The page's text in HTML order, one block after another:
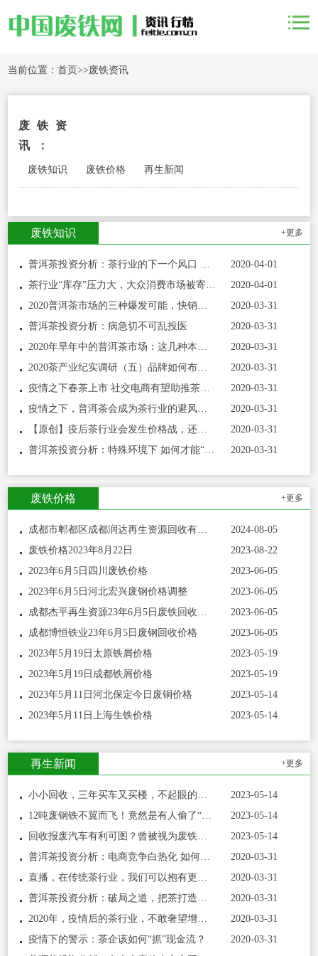
当前位置：首页>>废铁资讯
废铁资
讯：
废铁知识 废铁价格 再生新闻
废铁知识 +更多
普洱茶投资分析：茶行业的下一个风口 茶山资源
2020-04-01
茶行业“库存”压力大，大众消费市场被寄予厚
2020-04-01
2020普洱茶市场的三种爆发可能，快销茶或成最大
2020-03-31
普洱茶投资分析：病急切不可乱投医
2020-03-31
2020年旱年中的普洱茶市场：这几种本来就少的茶
2020-03-31
2020茶产业纪实调研（五）品牌如何布局线上传播
2020-03-31
疫情之下春茶上市 社交电商有望助推茶行业开辟
2020-03-31
疫情之下，普洱茶会成为茶行业的避风港？
2020-03-31
【原创】疫后茶行业会发生价格战，还是终端战
2020-03-31
普洱茶投资分析：特殊环境下 如何才能“找到商
2020-03-31
废铁价格 +更多
成都市郫都区成都润达再生资源回收有限公司今日废铁回收价格
2024-08-05
废铁价格2023年8月22日
2023-08-22
2023年6月5日四川废铁价格
2023-06-05
2023年6月5日河北宏兴废钢价格调整
2023-06-05
成都杰平再生资源23年6月5日废铁回收价格
2023-06-05
成都博恒铁业23年6月5日废钢回收价格
2023-06-05
2023年5月19日太原铁屑价格
2023-05-19
2023年5月19日成都铁屑价格
2023-05-19
2023年5月11日河北保定今日废铜价格
2023-05-14
2023年5月11日上海生铁价格
2023-05-14
再生新闻 +更多
小小回收，三年买车又买楼，不起眼的回收竟这么挣钱
2023-05-14
12吨废钢铁不翼而飞！竟然是有人偷了“自家院子”！
2023-05-14
回收报废汽车有利可图？曾被视为废铁，今可卖上万，许多人却忽略
2023-05-14
普洱茶投资分析：电商竞争白热化 如何才能脱颖
2020-03-31
直播，在传统茶行业，我们可以抱有更多期待吗
2020-03-31
普洱茶投资分析：破局之道，把茶打造成生活必
2020-03-31
2020年，疫情后的茶行业，不敢奢望增长！
2020-03-31
疫情下的警示：茶企该如何“抓”现金流？
2020-03-31